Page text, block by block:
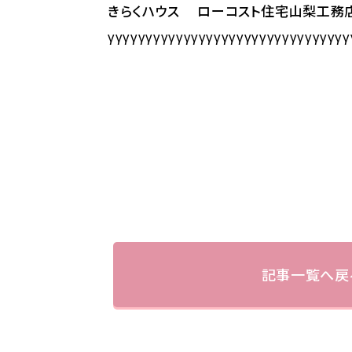
きらくハウス ローコスト住宅山梨工務
記事一覧へ戻